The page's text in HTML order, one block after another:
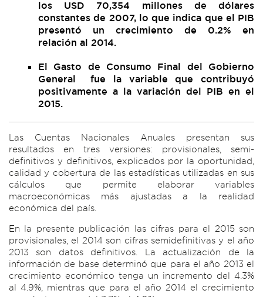
los USD 70,354 millones de dólares
constantes de 2007, lo que indica que el PIB
presentó un crecimiento de 0.2% en
relación al 2014.
El Gasto de Consumo Final del Gobierno
General fue la variable que contribuyó
positivamente a la variación del PIB en el
2015.
Las Cuentas Nacionales Anuales presentan sus
resultados en tres versiones: provisionales, semi-
definitivos y definitivos, explicados por la oportunidad,
calidad y cobertura de las estadísticas utilizadas en sus
cálculos que permite elaborar variables
macroeconómicas más ajustadas a la realidad
económica del país.
En la presente publicación las cifras para el 2015 son
provisionales, el 2014 son cifras semidefinitivas y el año
2013 son datos definitivos. La actualización de la
información de base determinó que para el año 2013 el
crecimiento económico tenga un incremento del 4.3%
al 4.9%, mientras que para el año 2014 el crecimiento